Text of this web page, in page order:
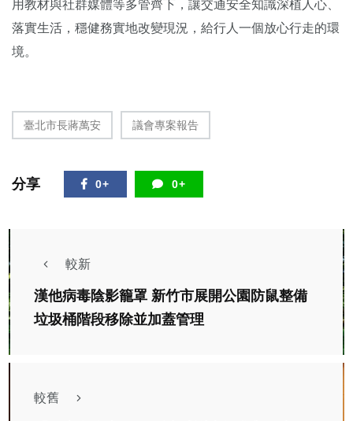
用教材與社群媒體等多管齊下，讓交通安全知識深植人心、
落實生活，穩健務實地改變現況，給行人一個放心行走的環
境。
臺北市長蔣萬安 議會專案報告
分享 0+ 0+
較新
漢他病毒陰影籠罩 新竹市展開公園防鼠整備
垃圾桶階段移除並加蓋管理
較舊